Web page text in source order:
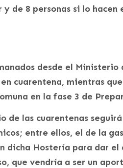
de 8 personas si lo hacen
desde el Ministerio
cuarentena, mientras
en la fase 3 de
de las cuarentenas
entre ellos, el de la
dicha Hostería para dar el
que vendría a ser un